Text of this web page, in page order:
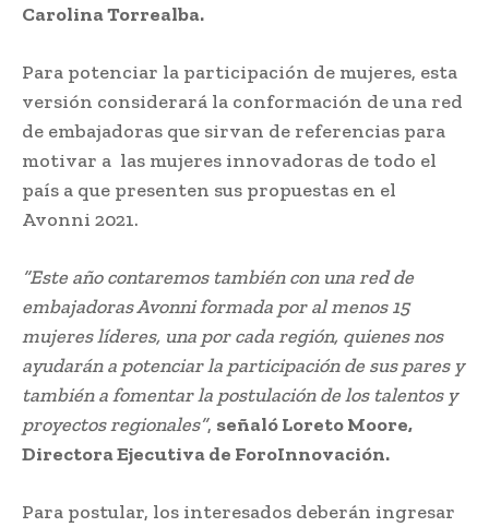
Carolina Torrealba.
Para potenciar la participación de mujeres, esta
versión considerará la conformación de una red
de embajadoras que sirvan de referencias para
motivar a las mujeres innovadoras de todo el
país a que presenten sus propuestas en el
Avonni 2021.
“Este año contaremos también con una red de
embajadoras Avonni formada por al menos 15
mujeres líderes, una por cada región, quienes nos
ayudarán a potenciar la participación de sus pares y
también a fomentar la postulación de los talentos y
proyectos regionales”, señaló Loreto Moore,
Directora Ejecutiva de ForoInnovación.
Para postular, los interesados deberán ingresar